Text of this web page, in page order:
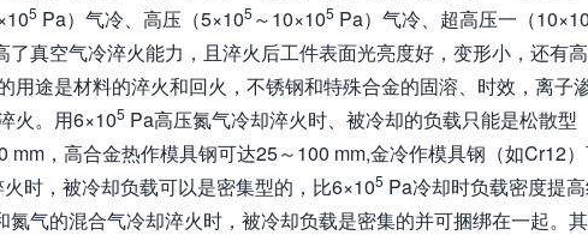
5 Pa）气冷、高压（5×105 ～10×105 Pa）气冷、超高压一（
真空气冷淬火能力，且淬火后工件表面光亮度好，变形小，还有高
用途是材料的淬火和回火，不锈钢和特殊合金的固溶、时效，离子
火。用6×105 Pa高压氮气冷却淬火时、被冷却的负载只能是松散型
mm，高合金热作模具钢可达25～100 mm,金冷作模具钢（如Cr12
时，被冷却负载可以是密集型的，比6×105 Pa冷却时负载密度提
氮气的混合气冷却淬火时，被冷却负载是密集的并可捆绑在一起。